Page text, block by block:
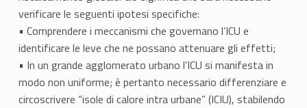
n
t
o
e
verificare le seguenti ipotesi specifiche:
• Comprendere i meccanismi che governano l’ICU e
identificare le leve che ne possano attenuare gli effetti;
• In un grande agglomerato urbano l’ICU si manifesta in
modo non uniforme; è pertanto necessario differenziare e
circoscrivere “isole di calore intra urbane” (ICIU), stabilendo